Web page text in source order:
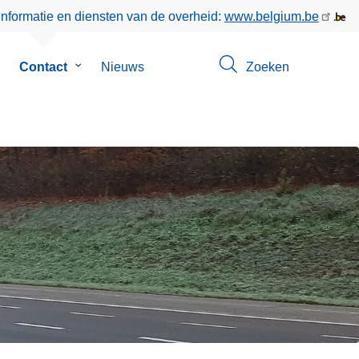
en diensten van de overheid: www.belgium.be
Contact
Submenu
Nieuws Zoeken